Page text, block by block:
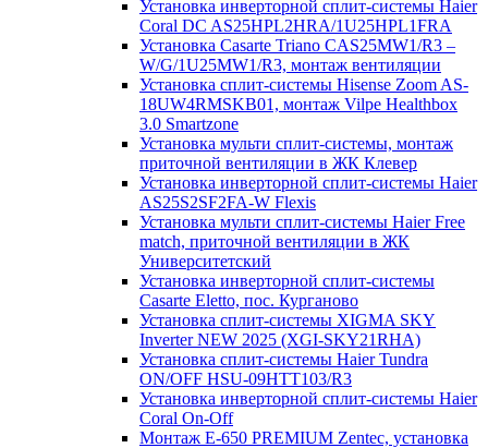
Установка инверторной сплит-системы Haier
Coral DC AS25HPL2HRA/1U25HPL1FRA
Установка Casarte Triano CAS25MW1/R3 –
W/G/1U25MW1/R3, монтаж вентиляции
Установка сплит-системы Hisense Zoom AS-
18UW4RMSKB01, монтаж Vilpe Healthbox
3.0 Smartzone
Установка мульти сплит-системы, монтаж
приточной вентиляции в ЖК Клевер
Установка инверторной сплит-системы Haier
AS25S2SF2FA-W Flexis
Установка мульти сплит-системы Haier Free
match, приточной вентиляции в ЖК
Университетский
Установка инверторной сплит-системы
Casarte Eletto, пос. Курганово
Установка сплит-системы XIGMA SKY
Inverter NEW 2025 (XGI-SKY21RHA)
Установка сплит-системы Haier Tundra
ON/OFF HSU-09HTT103/R3
Установка инверторной сплит-системы Haier
Coral On-Off
Монтаж E-650 PREMIUM Zentec, установка